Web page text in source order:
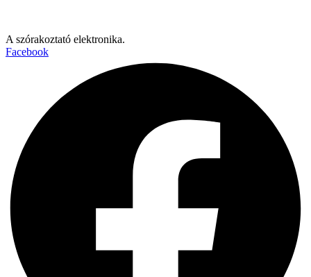
A szórakoztató elektronika.
Facebook